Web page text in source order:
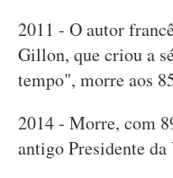
2011 - O autor
Gillon, que criou a
tempo", morre aos
2014 - Morre, com
antigo Presidente da